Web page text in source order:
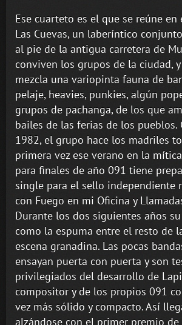
Ese cuarteto es el que se reúne en
Las Cuevas, un laberíntico
al pie de la antigua carretera de
conviven los grupos de la ciudad,
mezcla una variopinta fauna de
pelaje, heavies, punkies, algún
grupos de pachanga, de los que
bailes de las ferias de los pueblos.
1982, el grupo hace los madriles
primera vez ese verano en la
para finales de año 091 tiene
single para el sello independiente
con Fuego en mi Oficina y
Durante los dos siguientes años
como la espuma entre el resto de
escena granadina. Las pocas
ensayan puerta con puerta y son
privilegiados del desarrollo de
compositor y de los propios 091
vez más sólido y compacto. Así
alzándose con el primer premio